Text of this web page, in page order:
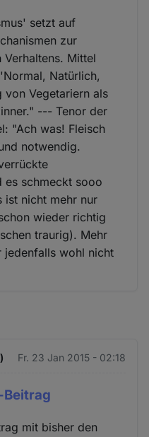
setzt auf
zur
Mittel
Natürlich,
Vegetariern als
--- Tenor der
"Ach was! Fleisch
notwendig.
es schmeckt sooo
ist nicht mehr nur
wieder richtig
traurig). Mehr
jedenfalls wohl nicht
Fr. 23 Jan 2015 - 02:18
Beitrag
mit bisher den